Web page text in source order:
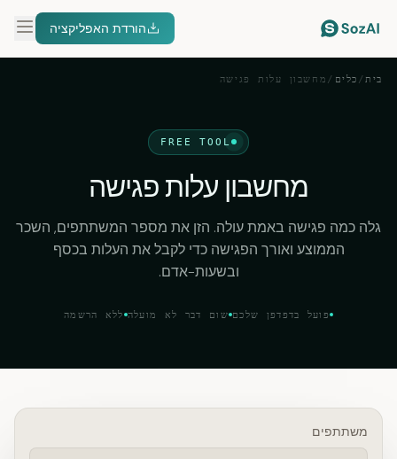
הורדת האפליקציה
בית / כלים / מחשבון עלות פגישה
FREE TOOL
מחשבון עלות פגישה
גלה כמה פגישה באמת עולה. הזן את מספר המשתתפים, השכר
הממוצע ואורך הפגישה כדי לקבל את העלות בכסף
ובשעות-אדם.
פועל בדפדפן שלכם שום דבר לא מועלה ללא הרשמה
משתתפים